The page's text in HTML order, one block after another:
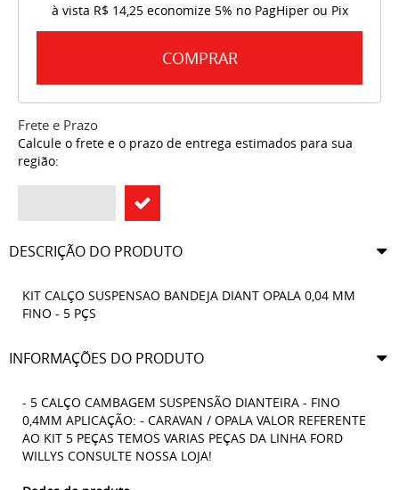
à vista R$ 14,25economize 5% no PagHiper ou Pix
COMPRAR
Frete e Prazo
Calcule o frete e o prazo de entrega estimados para sua
região:
DESCRIÇÃO DO PRODUTO
KIT CALÇO SUSPENSAO BANDEJA DIANT OPALA 0,04 MM
FINO - 5 PÇS
INFORMAÇÕES DO PRODUTO
- 5 CALÇO CAMBAGEM SUSPENSÃO DIANTEIRA - FINO
0,4MM APLICAÇÃO: - CARAVAN / OPALA VALOR REFERENTE
AO KIT 5 PEÇAS TEMOS VARIAS PEÇAS DA LINHA FORD
WILLYS CONSULTE NOSSA LOJA!